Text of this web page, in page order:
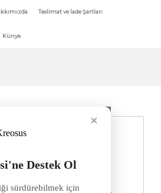
Teslimat ve İade Şartları
Künye
×
Destek Ol
sürdürebilmek için